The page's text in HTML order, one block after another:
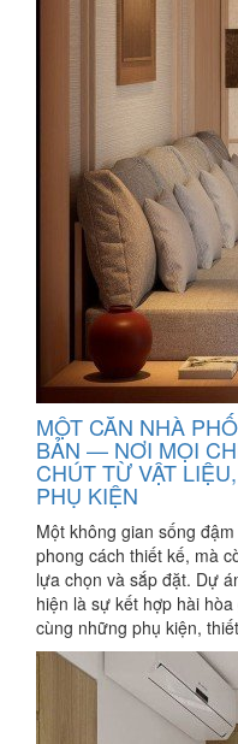
MỘT CĂN NHÀ
BẢN — NƠI MỌI
CHÚT TỪ VẬT
PHỤ KIỆN
Một không gian sống
phong cách thiết kế, mà
lựa chọn và sắp đặt. Dự
hiện là sự kết hợp hài
cùng những phụ kiện,